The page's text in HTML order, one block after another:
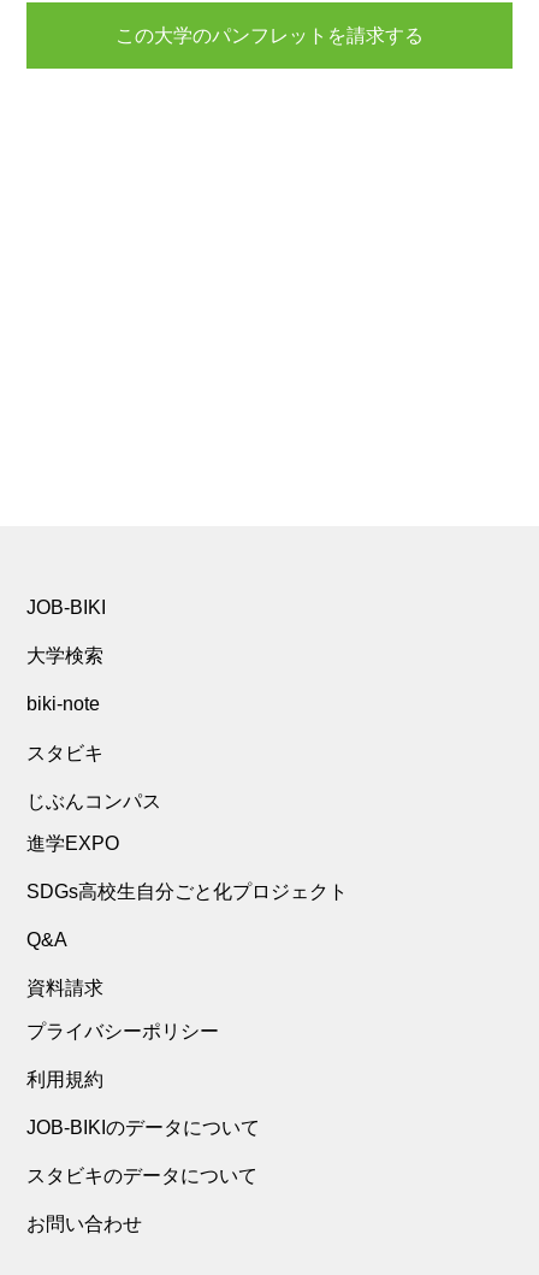
この大学のパンフレットを請求する
JOB-BIKI
大学検索
biki-note
スタビキ
じぶんコンパス
進学EXPO
SDGs高校生自分ごと化プロジェクト
Q&A
資料請求
プライバシーポリシー
利用規約
JOB-BIKIのデータについて
スタビキのデータについて
お問い合わせ